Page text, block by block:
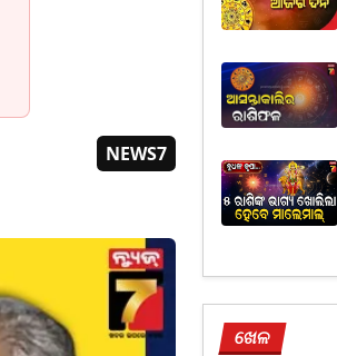
NEWS7
ଖେଳ